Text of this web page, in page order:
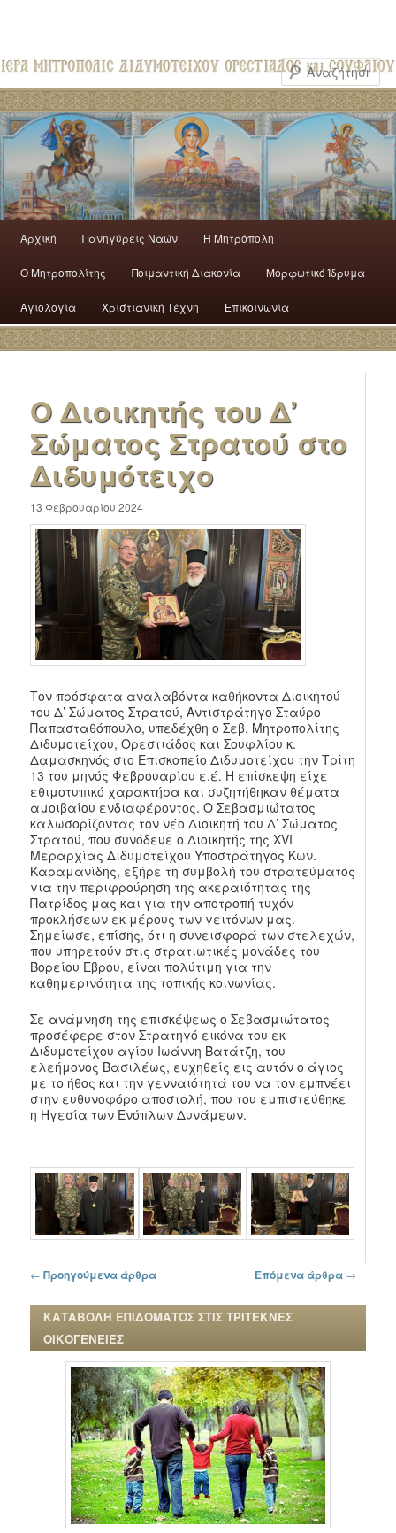
Αρχική Πανηγύρεις Ναών H Mητρόπολη
Ο Mητροπολίτης Ποιμαντική Διακονία Μορφωτικό Ίδρυμα
Αγιολογία Χριστιανική Τέχνη Επικοινωνία
Ο Διοικητής του Δ’
Σώματος Στρατού στο
Διδυμότειχο
13 Φεβρουαρίου 2024
Τον πρόσφατα αναλαβόντα καθήκοντα Διοικητού
του Δ’ Σώματος Στρατού, Αντιστράτηγο Σταύρο
Παπασταθόπουλο, υπεδέχθη ο Σεβ. Μητροπολίτης
Διδυμοτείχου, Ορεστιάδος και Σουφλίου κ.
Δαμασκηνός στο Επισκοπείο Διδυμοτείχου την Τρίτη
13 του μηνός Φεβρουαρίου ε.έ. Η επίσκεψη είχε
εθιμοτυπικό χαρακτήρα και συζητήθηκαν θέματα
αμοιβαίου ενδιαφέροντος. Ο Σεβασμιώτατος
καλωσορίζοντας τον νέο Διοικητή του Δ’ Σώματος
Στρατού, που συνόδευε ο Διοικητής της XVI
Μεραρχίας Διδυμοτείχου Υποστράτηγος Κων.
Καραμανίδης, εξήρε τη συμβολή του στρατεύματος
για την περιφρούρηση της ακεραιότητας της
Πατρίδος μας και για την αποτροπή τυχόν
προκλήσεων εκ μέρους των γειτόνων μας.
Σημείωσε, επίσης, ότι η συνεισφορά των στελεχών,
που υπηρετούν στις στρατιωτικές μονάδες του
Βορείου Έβρου, είναι πολύτιμη για την
καθημερινότητα της τοπικής κοινωνίας.
Σε ανάμνηση της επισκέψεως ο Σεβασμιώτατος
προσέφερε στον Στρατηγό εικόνα του εκ
Διδυμοτείχου αγίου Ιωάννη Βατάτζη, του
ελεήμονος Βασιλέως, ευχηθείς εις αυτόν ο άγιος
με το ήθος και την γενναιότητά του να τον εμπνέει
στην ευθυνοφόρο αποστολή, που του εμπιστεύθηκε
η Ηγεσία των Ενόπλων Δυνάμεων.
Πλοήγηση στα άρθρα
← Προηγούμενα άρθρα Επόμενα άρθρα →
ΚΑΤΑΒΟΛΗ ΕΠΙΔΟΜΑΤΟΣ ΣΤΙΣ ΤΡΙΤΕΚΝΕΣ
ΟΙΚΟΓΕΝΕΙΕΣ